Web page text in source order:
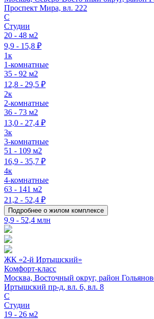
Проспект Мира, вл. 222
C
Студии
20 - 48 м2
9,9 - 15,8 ₽
1к
1-комнатные
35 - 92 м2
12,8 - 29,5 ₽
2к
2-комнатные
36 - 73 м2
13,0 - 27,4 ₽
3к
3-комнатные
51 - 109 м2
16,9 - 35,7 ₽
4к
4-комнатные
63 - 141 м2
21,2 - 52,4 ₽
Подробнее о жилом комплексе
9,9 - 52,4 млн
ЖК «2-й Иртышский»
Комфорт-класс
Москва, Восточный округ, район
Иртышский пр-д, вл. 6, вл. 8
C
Студии
19 - 26 м2